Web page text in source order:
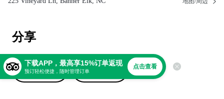
分享
撰写点评 上传照片
下载APP，最高享15%订单返现
预订轻松便捷，随时管理订单
点击查看